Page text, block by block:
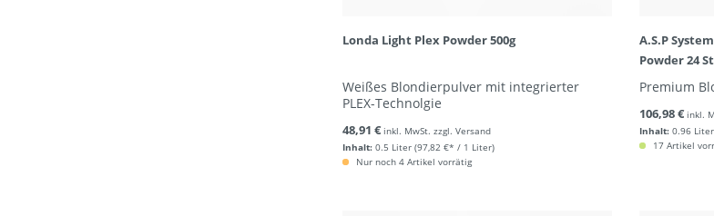
Londa Light Plex Powder 500g
Weißes Blondierpulver mit integrierter
PLEX-Technolgie
Inhalt: 0.5 Liter (97,82 €* / 1 Liter)
48,91 € inkl. MwSt. zzgl. Versand
Nur noch 4 Artikel vorrätig
A.S.P
Powder 24
Premium
Inhalt: 0.96 Liter
106,98 € inkl.
17 Artikel